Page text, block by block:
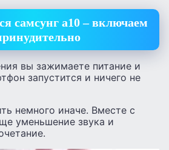
самсунг а10 – включаем
вы зажимаете питание и
запустится и ничего не
немного иначе. Вместе с
уменьшение звука и